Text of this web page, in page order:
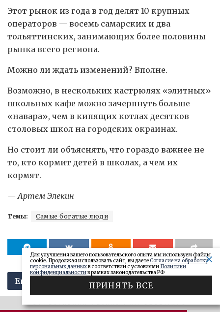
Этот рынок из года в год делят 10 крупных
операторов — восемь самарских и два
тольяттинских, занимающих более половины
рынка всего региона.
Можно ли ждать изменений? Вполне.
Возможно, в нескольких кастрюлях «элитных»
школьных кафе можно зачерпнуть больше
«навара», чем в кипящих котлах десятков
столовых школ на городских окраинах.
Но стоит ли объяснять, что гораздо важнее не
то, кто кормит детей в школах, а чем их
кормят.
— Артем Элекин
Темы: Самые богатые люди
Еще интересно:
Для улучшения вашего пользовательского опыта мы используем файлы
cookie. Продолжая использовать сайт, вы даетеСогласие на обработку
персональных данныхв соответствии с условиями Политики
конфиденциальностив рамках законодательства РФ
ПРИНЯТЬ ВСЕ
ЭФФЕКТИВНАЯ РЕКЛАМА НА OBOZ.INFO